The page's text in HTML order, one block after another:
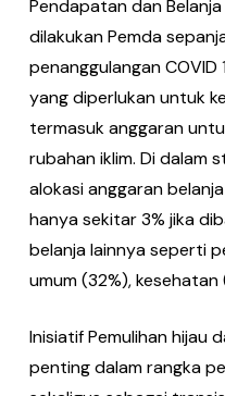
Pendapatan dan
dilakukan Pemda
penanggulangan
yang diperlukan untuk
termasuk anggaran
rubahan iklim. Di dalam
alokasi anggaran
hanya sekitar 3% jika
belanja lainnya seperti
umum (32%), kesehatan
Inisiatif Pemulihan hijau
penting dalam rangka